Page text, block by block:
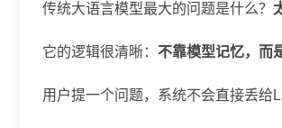
传统大语言模型最大的问题是什么？
它的逻辑很清晰：不靠模型记忆，而
用户提一个问题，系统不会直接丢